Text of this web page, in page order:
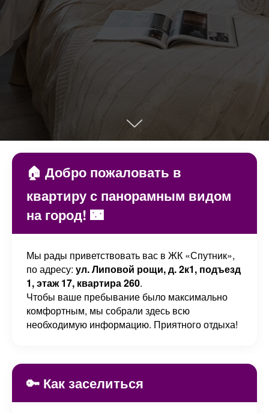
🏠 Добро пожаловать в
квартиру с панорамным видом
на город! 🌃
Мы рады приветствовать вас в ЖК «Спутник»,
по адресу: ул. Липовой рощи, д. 2к1, подъезд
1, этаж 17, квартира 260.
Чтобы ваше пребывание было максимально
комфортным, мы собрали здесь всю
необходимую информацию. Приятного отдыха!
🔑 Как заселиться